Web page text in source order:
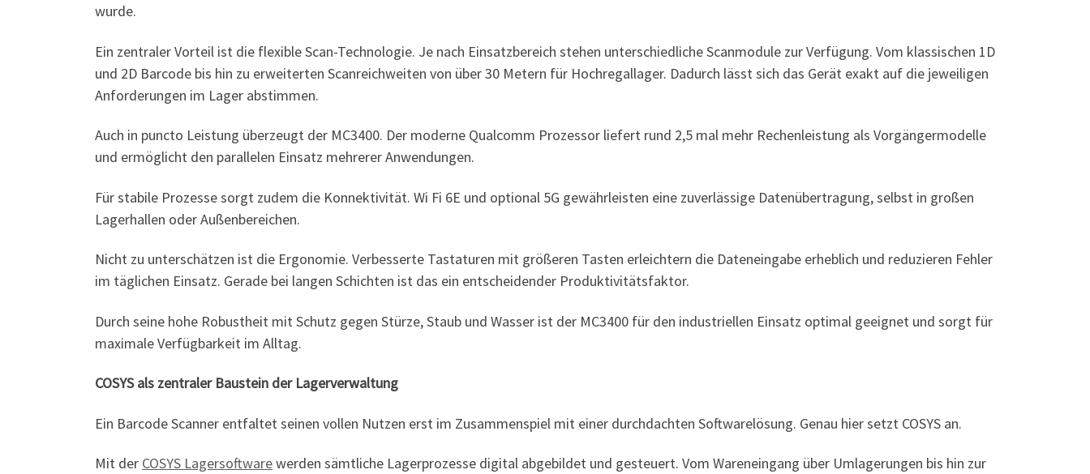
wurde.
Ein zentraler Vorteil ist die flexible Scan-Technologie. Je nach Einsatzbereich stehen unterschiedliche Scanmodule zur Verfügung. Vom klassischen 1D
und 2D Barcode bis hin zu erweiterten Scanreichweiten von über 30 Metern für Hochregallager. Dadurch lässt sich das Gerät exakt auf die jeweiligen
Anforderungen im Lager abstimmen.
Auch in puncto Leistung überzeugt der MC3400. Der moderne Qualcomm Prozessor liefert rund 2,5 mal mehr Rechenleistung als Vorgängermodelle
und ermöglicht den parallelen Einsatz mehrerer Anwendungen.
Für stabile Prozesse sorgt zudem die Konnektivität. Wi Fi 6E und optional 5G gewährleisten eine zuverlässige Datenübertragung, selbst in großen
Lagerhallen oder Außenbereichen.
Nicht zu unterschätzen ist die Ergonomie. Verbesserte Tastaturen mit größeren Tasten erleichtern die Dateneingabe erheblich und reduzieren Fehler
im täglichen Einsatz. Gerade bei langen Schichten ist das ein entscheidender Produktivitätsfaktor.
Durch seine hohe Robustheit mit Schutz gegen Stürze, Staub und Wasser ist der MC3400 für den industriellen Einsatz optimal geeignet und sorgt für
maximale Verfügbarkeit im Alltag.
COSYS als zentraler Baustein der Lagerverwaltung
Ein Barcode Scanner entfaltet seinen vollen Nutzen erst im Zusammenspiel mit einer durchdachten Softwarelösung. Genau hier setzt COSYS an.
Mit der COSYS Lagersoftwarewerden sämtliche Lagerprozesse digital abgebildet und gesteuert. Vom Wareneingang über Umlagerungen bis hin zur